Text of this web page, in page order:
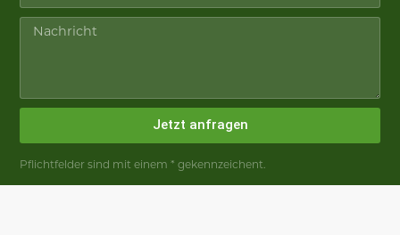
Jetzt anfragen
Pflichtfelder sind mit einem * gekennzeichent.